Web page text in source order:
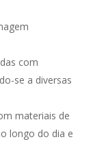
com
se a diversas
materiais de
longo do dia e